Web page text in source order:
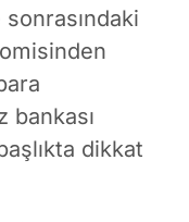
sonrasındaki
bankası
dikkat